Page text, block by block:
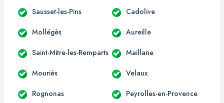
Sausset-les-Pins Cadolive
Mollégès Aureille
Saint-Mitre-les-Remparts Maillane
Mouriès Velaux
Rognonas Peyrolles-en-Provence